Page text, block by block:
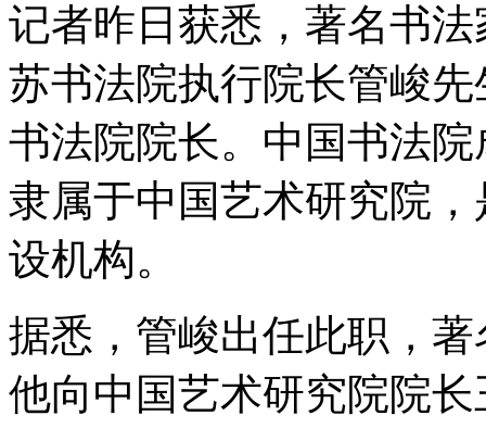
记者昨日获悉，著名书
苏书法院执行院长管峻
书法院院长。中国书法
隶属于中国艺术研究院
设机构。
据悉，管峻出任此职，
他向中国艺术研究院院